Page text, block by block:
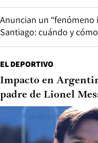
Anuncian un “fenómeno
Santiago: cuándo y
EL DEPORTIVO
Impacto en
padre de Lionel